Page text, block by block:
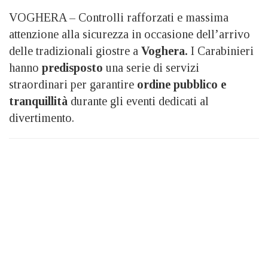
VOGHERA – Controlli rafforzati e massima
attenzione alla sicurezza in occasione dell’arrivo
delle tradizionali giostre a Voghera. I Carabinieri
hanno predisposto una serie di servizi
straordinari per garantire ordine pubblico e
tranquillità durante gli eventi dedicati al
divertimento.